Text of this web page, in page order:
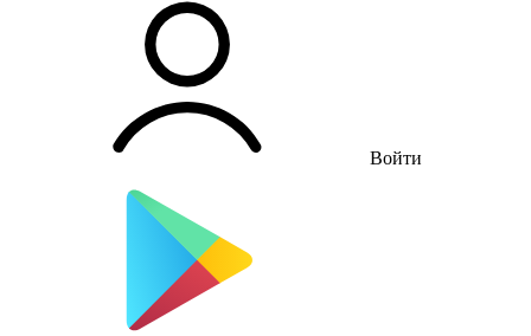
Войти